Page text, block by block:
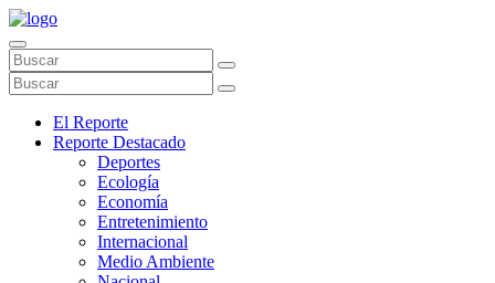
El Reporte
Reporte Destacado
Deportes
Ecología
Economía
Entretenimiento
Internacional
Medio Ambiente